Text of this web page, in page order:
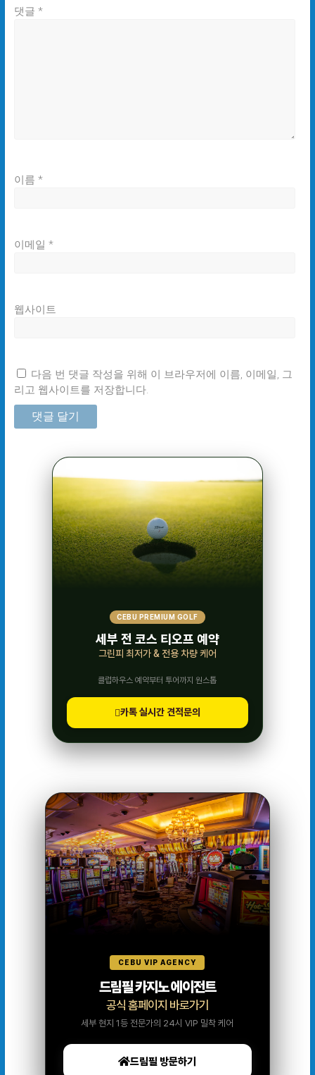
댓글 *
이름 *
이메일 *
웹사이트
다음 번 댓글 작성을 위해 이 브라우저에 이름, 이메일, 그
리고 웹사이트를 저장합니다.
CEBU PREMIUM GOLF
세부 전 코스 티오프 예약
그린피 최저가 & 전용 차량 케어
클럽하우스 예약부터 투어까지 원스톱
카톡 실시간 견적문의
CEBU VIP AGENCY
드림필 카지노 에이전트
공식 홈페이지 바로가기
세부 현지 1등 전문가의 24시 VIP 밀착 케어
드림필 방문하기